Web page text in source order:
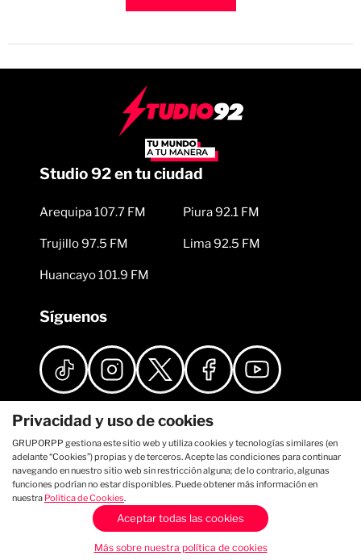
Studio 92 en tu ciudad
Arequipa 107.7 FM
Trujillo 97.5 FM
Huancayo 101.9 FM
Piura 92.1 FM
Lima 92.5 FM
Síguenos
Auditado por: Comscore Asociado a: IAB Perú Licenciado por: APDAYC
Privacidad y uso de cookies
GRUPORPP gestiona este sitio web y utiliza cookies y tecnologías similares (en
adelante “Cookies”) propias y de terceros. Acepte las condiciones para continuar
navegando en nuestro sitio web sin restricción alguna; de lo contrario, algunas
funciones podrían no estar disponibles. Puede obtener más información en
nuestra Política de Cookies.
Aceptar todas las cookies
Más sobre nuestra política de cookies